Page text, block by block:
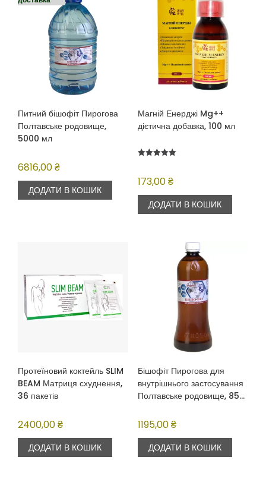
Питний бішофіт Пирогова
Полтавське родовище,
5000 мл
6816,00₴
ДОДАТИ В КОШИК
Магній Енерджі Mg++
дієтична добавка, 100 мл
з 5
173,00₴
ДОДАТИ В КОШИК
Протеїновий коктейль SLIM
BEAM Матриця схуднення,
36 пакетів
2400,00₴
ДОДАТИ В КОШИК
Бішофіт Пирогова для
внутрішнього застосування
Полтавське родовище, 850
1195,00₴
ДОДАТИ В КОШИК